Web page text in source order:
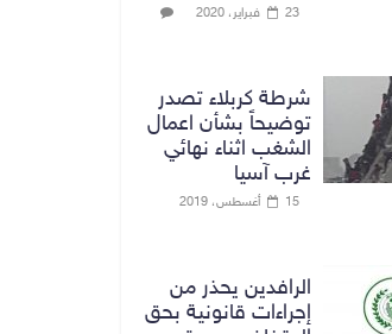
23 فبراير، 2020
شرطة كربلاء تصدر
توضيحاً بشأن اعمال
الشغب اثناء نهائي
غرب آسيا
15 أغسطس، 2019
الرافدين يحذر من
إجراءات قانونية بحق